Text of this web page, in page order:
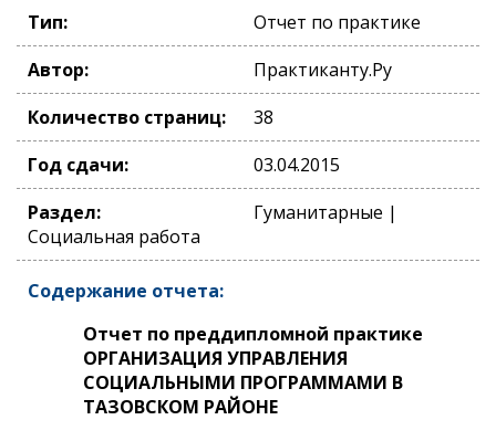
Тип:
Отчет по практике
Автор:
Практиканту.Ру
Количество страниц:
38
Год сдачи:
03.04.2015
Раздел:
Гуманитарные |
Социальная работа
Содержание отчета:
Отчет по преддипломной практике
ОРГАНИЗАЦИЯ УПРАВЛЕНИЯ
СОЦИАЛЬНЫМИ ПРОГРАММАМИ В
ТАЗОВСКОМ РАЙОНЕ